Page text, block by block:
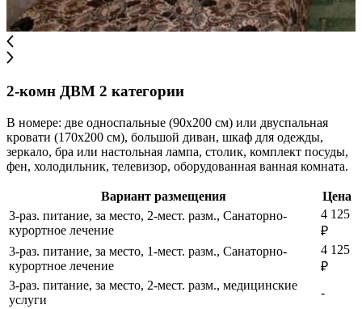
2-комн ДВМ 2 категории
В номере: две односпальные (90х200 см) или двуспальная
кровати (170х200 см), большой диван, шкаф для одежды,
зеркало, бра или настольная лампа, столик, комплект посуды,
фен, холодильник, телевизор, оборудованная ванная комната.
Вариант размещения
Цена
3-раз. питание, за место, 2-мест. разм., Санаторно-
курортное лечение
4 125
₽
3-раз. питание, за место, 1-мест. разм., Санаторно-
курортное лечение
4 125
₽
3-раз. питание, за место, 2-мест. разм., медицинские
услуги
-